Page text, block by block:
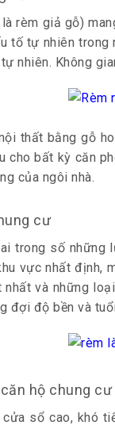
rèm giả gỗ)
tố tự nhiên trong
nhiên. Không
thất bằng gỗ
cho bất kỳ căn
của ngôi nhà.
cư
trong số những
vực nhất định,
và những
đợi độ bền và
hộ chung cư
cửa sổ cao, khó